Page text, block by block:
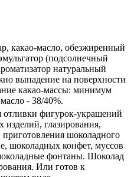
какао-масло, обезжиренный
(подсолнечный
натуральный
выпадение на поверхности
какао-массы: минимум
- 38/40%.
отливки фигурок-украшений
изделий, глазирования,
приготовления шоколадного
шоколадных конфет, муссов
фонтаны. Шоколад
Или готов к